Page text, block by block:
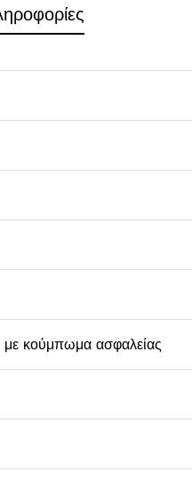
κούμπωμα ασφαλείας